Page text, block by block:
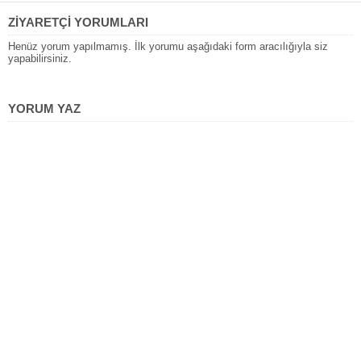
ZİYARETÇİ YORUMLARI
Henüz yorum yapılmamış. İlk yorumu aşağıdaki form aracılığıyla siz
yapabilirsiniz.
YORUM YAZ